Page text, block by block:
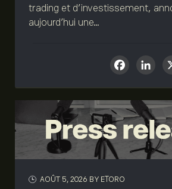
trading et d’investissement,
aujourd’hui une...
AOÛT 5, 2026 BY ETORO